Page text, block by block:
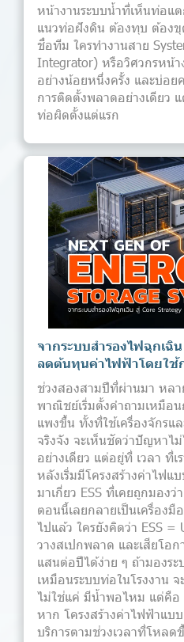
หน้างานระบบน้ำที่เห็นท่อแ
แนวท่อฝังดิน ต้องทุบ ต้องขุ
ชื่อทีม ใครทำงานสาย
Integrator) หรือวิศวกรหน้
อย่างน้อยหนึ่งครั้ง และบ่อย
การติดตั้งพลาดอย่างเดียว
ท่อผิดตั้งแต่แรก
จากระบบสำรองไฟฉุกเฉิ
ลดต้นทุนค่าไฟฟ้าโดยใช้
ช่วงสองสามปีที่ผ่านมา หลา
พาณิชย์เริ่มตั้งคำถามเหมือ
แพงขึ้น ทั้งที่ใช้เครื่องจักรแ
จริงจัง จะเห็นชัดว่าปัญหาไ
อย่างเดียว แต่อยู่ที่ เวลา ที่เ
หลังเริ่มมีโครงสร้างค่าไฟแ
มาเกี่ยว ESS ที่เคยถูกมอง
ตอนนี้เลยกลายเป็นเครื่อง
ไปแล้ว ใครยังคิดว่า ESS
วางสเปกพลาด และเสียโอ
แสนต่อปีได้ง่าย ๆ ถ้ามองร
เหมือนระบบท่อในโรงงาน
ไม่ใช่แค่ มีน้ำพอไหม แต่คือ
หาก โครงสร้างค่าไฟฟ้าแบ
บริการตามช่วงเวลาที่โหล